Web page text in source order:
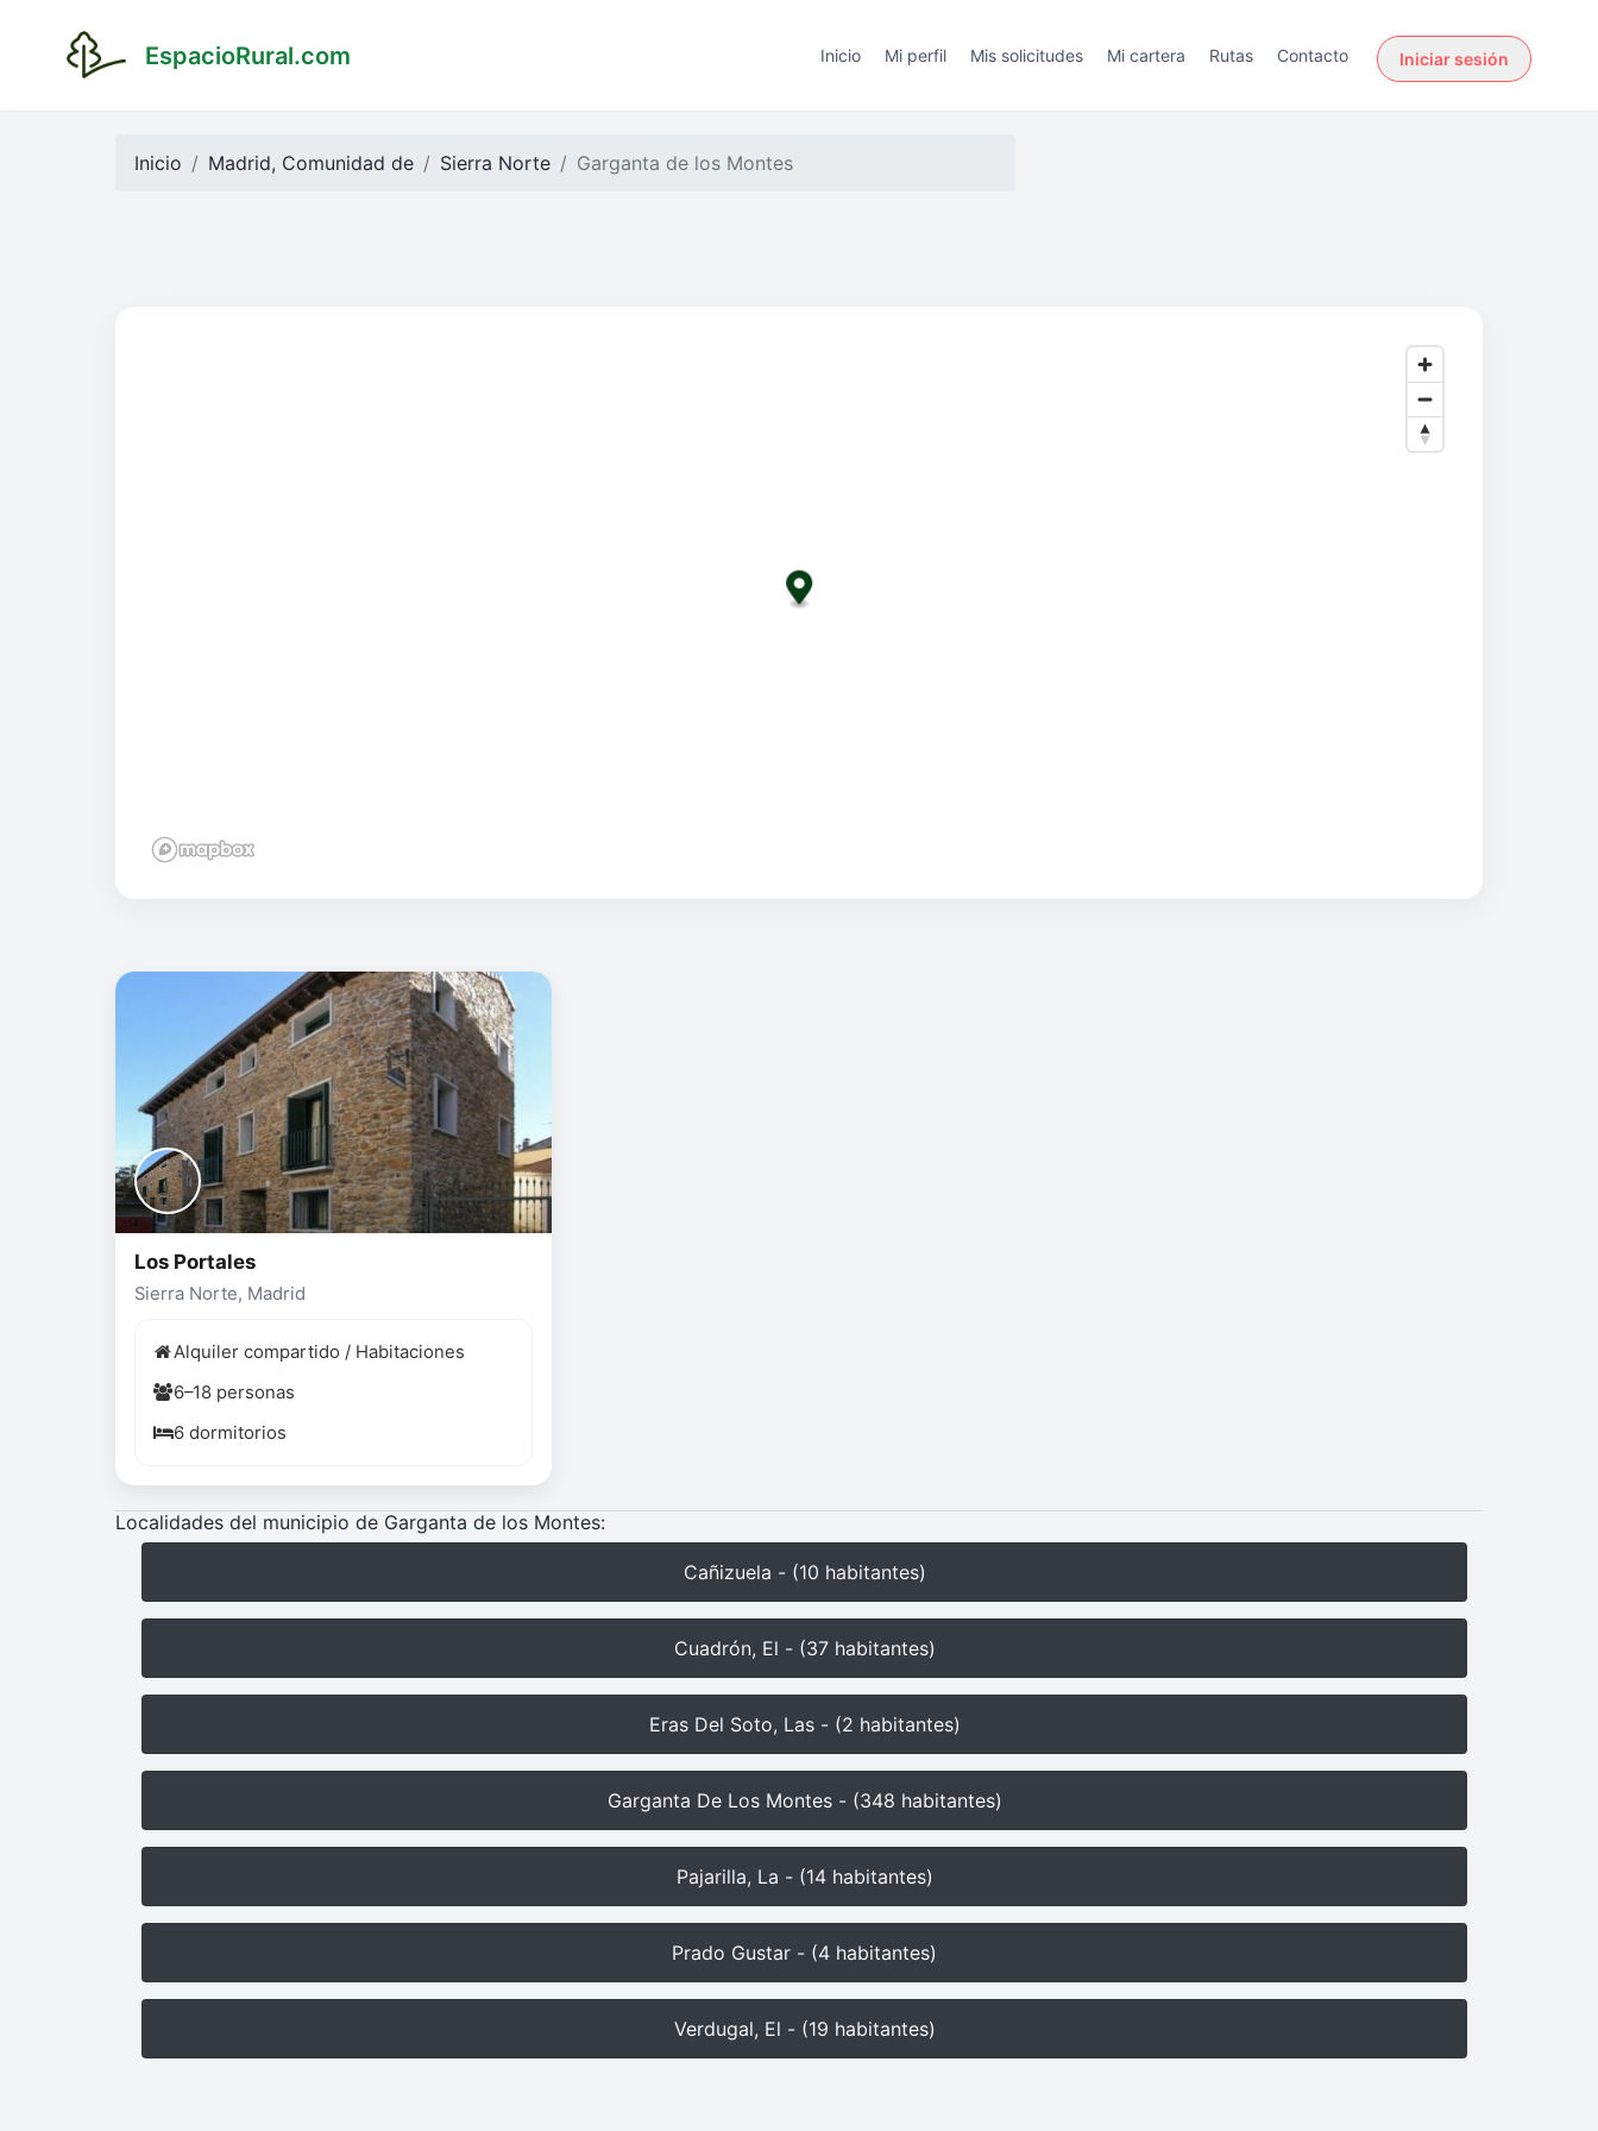
EspacioRural.com Inicio Mi perfil Mis solicitudes Mi cartera Rutas Contacto Iniciar sesión
Inicio Madrid, Comunidad de Sierra Norte Garganta de los Montes
Los Portales
Sierra Norte, Madrid
Alquiler compartido / Habitaciones
6–18 personas
6 dormitorios
Localidades del municipio de Garganta de los Montes:
Cañizuela - (10 habitantes)
Cuadrón, El - (37 habitantes)
Eras Del Soto, Las - (2 habitantes)
Garganta De Los Montes - (348 habitantes)
Pajarilla, La - (14 habitantes)
Prado Gustar - (4 habitantes)
Verdugal, El - (19 habitantes)